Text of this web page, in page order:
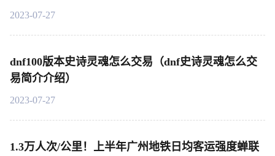
2023-07-27
dnf100版本史诗灵魂怎么交易（dnf史诗灵魂怎么交
易简介介绍）
2023-07-27
1.3万人次/公里！上半年广州地铁日均客运强度蝉联